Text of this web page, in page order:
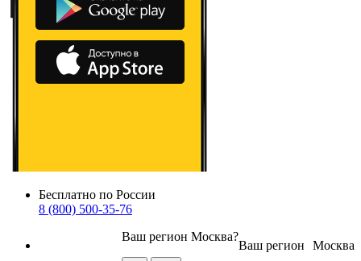
Бесплатно по России
8 (800) 500-35-76
Москва
Ваш регион
Ваш регион Москва?